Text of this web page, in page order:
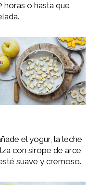
horas o hasta que
el yogur, la leche
con sirope de arce
suave y cremoso.